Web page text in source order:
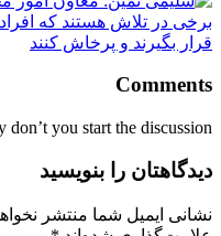
Comments
you start the discussion?
دیدگاهتان را بنویسید
نشانی ایمیل شما منتشر